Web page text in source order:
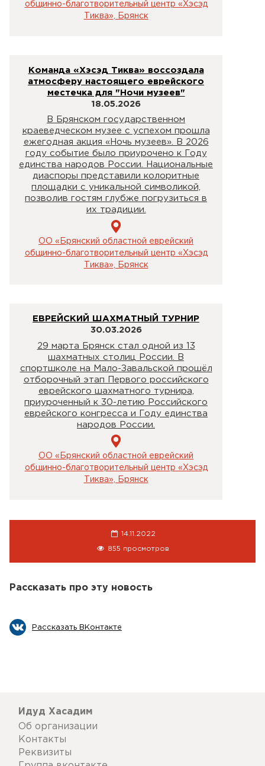
общинно-благотворительный центр «Хэсэд
Тиква», Брянск
Команда «Хэсэд Тиква» воссоздала
атмосферу настоящего еврейского
местечка для "Ночи музеев"
18.05.2026
В Брянском государственном
краеведческом музее с успехом прошла
ежегодная акция «Ночь музеев». В 2026
году событие было приурочено к Году
единства народов России. Национальные
диаспоры представили колоритные
площадки с уникальной символикой,
позволив гостям глубже погрузиться в
их традиции.
ОО «Брянский областной еврейский
общинно-благотворительный центр «Хэсэд
Тиква», Брянск
ЕВРЕЙСКИЙ ШАХМАТНЫЙ ТУРНИР
30.03.2026
29 марта Брянск стал одной из 13
шахматных столиц России. В
спортшколе на Мало-Завальской прошёл
отборочный этап Первого российского
еврейского шахматного турнира,
приуроченный к 30-летию Российского
еврейского конгресса и Году единства
народов России.
ОО «Брянский областной еврейский
общинно-благотворительный центр «Хэсэд
Тиква», Брянск
14.11.2022
855 просмотров
Рассказать про эту новость
Рассказать ВКонтакте
Идуд Хасадим
Об организации
Контакты
Реквизиты